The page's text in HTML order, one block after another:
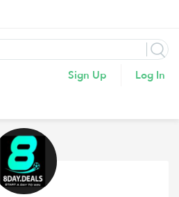
Sign Up Log In